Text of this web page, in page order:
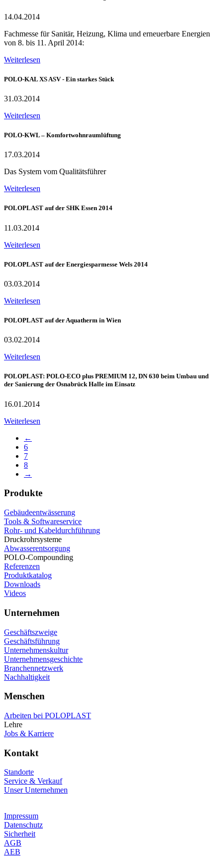
14.04.2014
Fachmesse für Sanitär, Heizung, Klima und erneuerbare Energien
von 8. bis 11. April 2014:
Weiterlesen
POLO-KAL XS ASV - Ein starkes Stück
31.03.2014
Weiterlesen
POLO-KWL – Komfortwohnraumlüftung
17.03.2014
Das System vom Qualitätsführer
Weiterlesen
POLOPLAST auf der SHK Essen 2014
11.03.2014
Weiterlesen
POLOPLAST auf der Energiesparmesse Wels 2014
03.03.2014
Weiterlesen
POLOPLAST auf der Aquatherm in Wien
03.02.2014
Weiterlesen
POLOPLAST: POLO-ECO plus PREMIUM 12, DN 630 beim Umbau und
der Sanierung der Osnabrück Halle im Einsatz
16.01.2014
Weiterlesen
←
6
7
8
→
Produkte
Gebäudeentwässerung
Tools & Softwareservice
Rohr- und Kabeldurchführung
Druckrohrsysteme
Abwasserentsorgung
POLO-Compounding
Referenzen
Produktkatalog
Downloads
Videos
Unternehmen
Geschäftszweige
Geschäftsführung
Unternehmenskultur
Unternehmensgeschichte
Branchennetzwerk
Nachhaltigkeit
Menschen
Arbeiten bei POLOPLAST
Lehre
Jobs & Karriere
Kontakt
Standorte
Service & Verkauf
Unser Unternehmen
Impressum
Datenschutz
Sicherheit
AGB
AEB